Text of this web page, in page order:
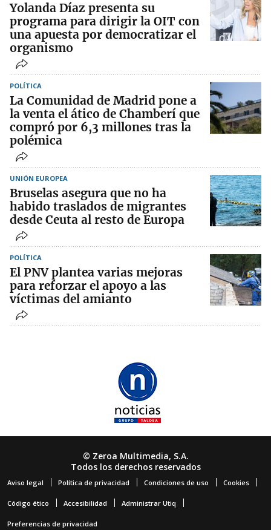
Yolanda Díaz presenta su
programa para dirigir la OIT con
una apuesta por democratizar el
organismo
POLÍTICA
La Comunidad de Madrid pone a
la venta el ático de Chamberí que
compró por 6,3 millones tras la
polémica
UNIÓN EUROPEA
Bruselas asegura que no ha
habido traslados de migrantes
desde Ceuta al resto de Europa
POLÍTICA
El PNV plantea varias mejoras
para reforzar el apoyo a las
víctimas del amianto
© Zeroa Multimedia, S.A.
Todos los derechos reservados
Aviso legal Política de privacidad Condiciones de uso Cookies
Código ético Accesibilidad Administrar Utiq
Preferencias de privacidad